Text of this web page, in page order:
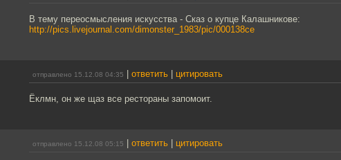
В тему переосмысления искусства - Сказ о купце Калашникове:
http://pics.livejournal.com/dimonster_1983/pic/000138ce
отправлено 15.12.08 04:35 ответить цитировать
Ёклмн, он же щаз все рестораны запомоит.
отправлено 15.12.08 05:15 ответить цитировать